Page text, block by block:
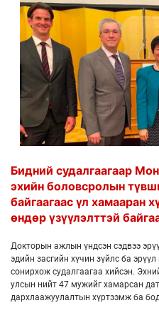
Бидний судалгаагаар
эхийн боловсролын
байгаагаас үл хамааран
өндөр үзүүлэлттэй
Докторын ажлын үндсэн сэдвээ
эдийн засгийн хүчин зүйлс ба
сонирхож судалгаагаа хийсэн. Эхний
улсын нийт 47 мужийг хамарсан
дархлаажуулалтын хүртээмж ба